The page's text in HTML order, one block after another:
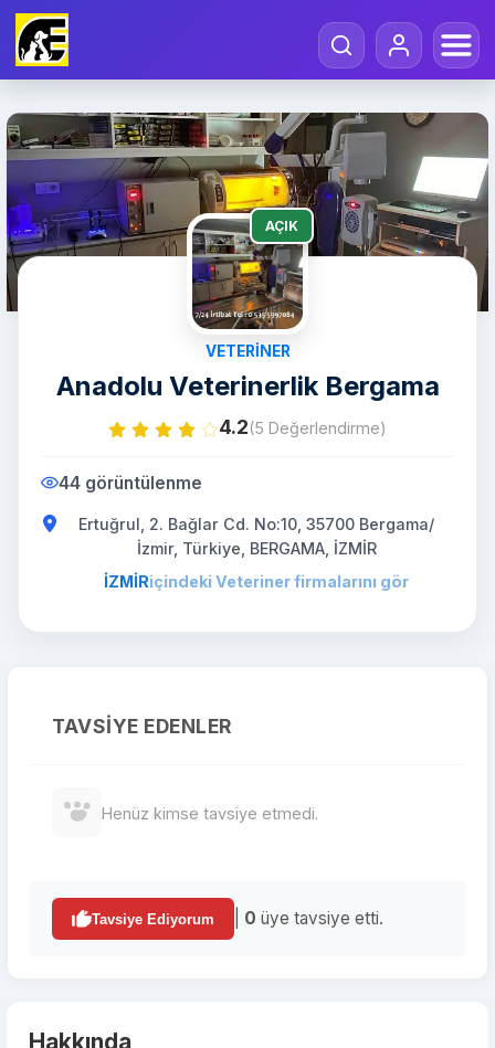
AÇIK
VETERINER
Anadolu Veterinerlik Bergama
4.2(5 Değerlendirme)
44 görüntülenme
Ertuğrul, 2. Bağlar Cd. No:10, 35700 Bergama/
İzmir, Türkiye, BERGAMA, İZMİR
İZMİRiçindeki Veteriner firmalarını gör
TAVSIYE EDENLER
Henüz kimse tavsiye etmedi.
Tavsiye Ediyorum 0 üye tavsiye etti.
Hakkında